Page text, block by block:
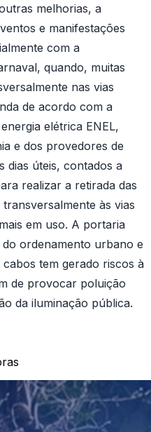
melhorias, a
e manifestações
com a
quando, muitas
nas vias
de acordo com a
elétrica ENEL,
e dos provedores de
dias úteis, contados a
realizar a retirada das
às vias
em uso. A portaria
ordenamento urbano e
tem gerado riscos à
de provocar poluição
da iluminação pública.